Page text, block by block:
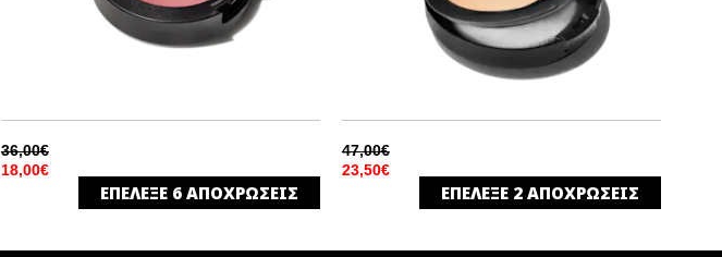
36,00€
18,00€
ΕΠΕΛΕΞΕ 6ΑΠΟΧΡΩΣΕΙΣ
DESERT ROSEMATTE
47,00€
23,50€
ΕΠΕΛΕΞΕ 2ΑΠΟΧΡΩΣΕΙΣ
NC25ΦΥΣΙΚΟ ΜΑΤ